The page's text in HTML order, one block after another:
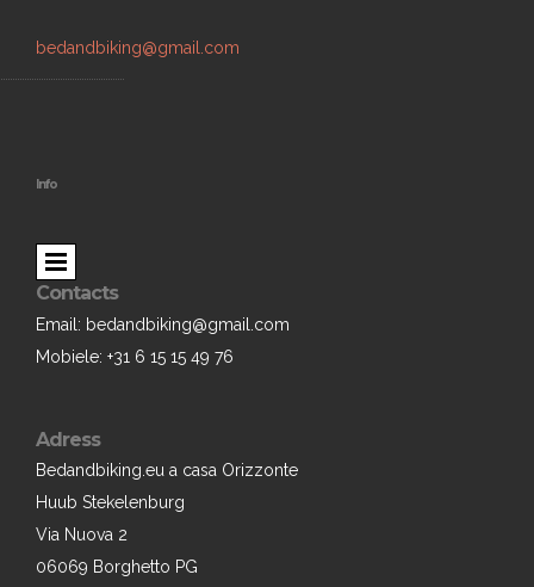
bedandbiking@gmail.com
Info
Contacts
Email: bedandbiking@gmail.com
Mobiele: +31 6 15 15 49 76
Adress
Bedandbiking.eu a casa Orizzonte
Huub Stekelenburg
Via Nuova 2
06069 Borghetto PG